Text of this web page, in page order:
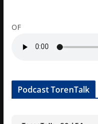
OF
Podcast TorenTalk